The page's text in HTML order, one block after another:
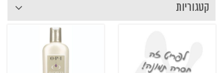
קטגוריות